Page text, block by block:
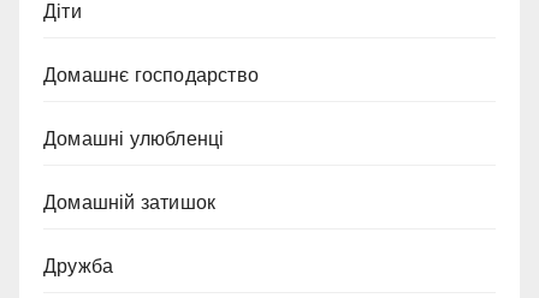
Діти
Домашнє господарство
Домашні улюбленці
Домашній затишок
Дружба